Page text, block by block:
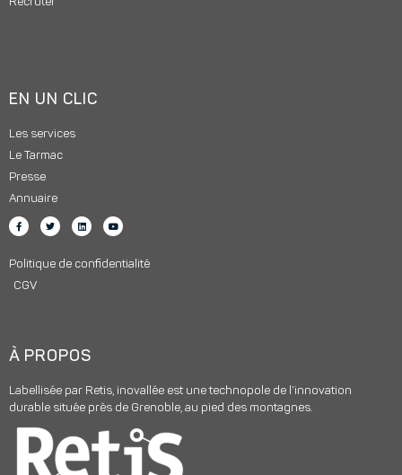
Recruter
EN UN CLIC
Les services
Le Tarmac
Presse
Annuaire
Politique de confidentialité
CGV
À PROPOS
Labellisée par Retis, inovallée est une technopole de l’innovation
durable située près de Grenoble, au pied des montagnes.